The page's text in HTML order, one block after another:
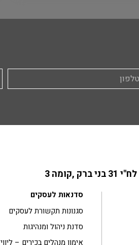
31 בני ברק ,קומה 3
סדנאות לעסקים
סגנונות תקשורת לעסקים
סדנת ניהול ומנהיגות
אימון מנהלים בכירים – ליווי